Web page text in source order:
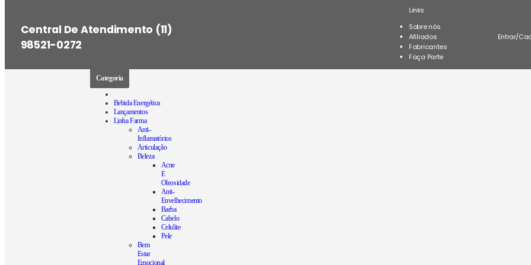
Central De Atendimento (11)
98521-0272
Links
Sobre nós
Afiliados
Fabricantes
Faça Parte
Entrar/
Categoria
Bebida Energética
Lançamentos
Linha Farma
Anti-
Inflamatórios
Articulação
Beleza
Acne
E
Oleosidade
Anti-
Envelhecimento
Barba
Cabelo
Celulite
Pele
Bem
Estar
Emocional